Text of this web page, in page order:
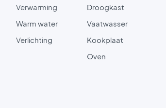
Verwarming
Warm water
Verlichting
Droogkast
Vaatwasser
Kookplaat
Oven